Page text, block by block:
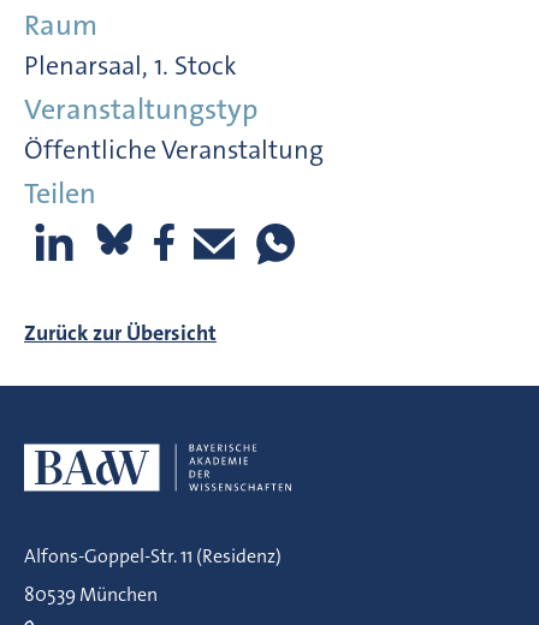
Raum
Plenarsaal, 1. Stock
Veranstaltungstyp
Öffentliche Veranstaltung
Teilen
Zurück zur Übersicht
Alfons-Goppel-Str. 11 (Residenz)
80539 München